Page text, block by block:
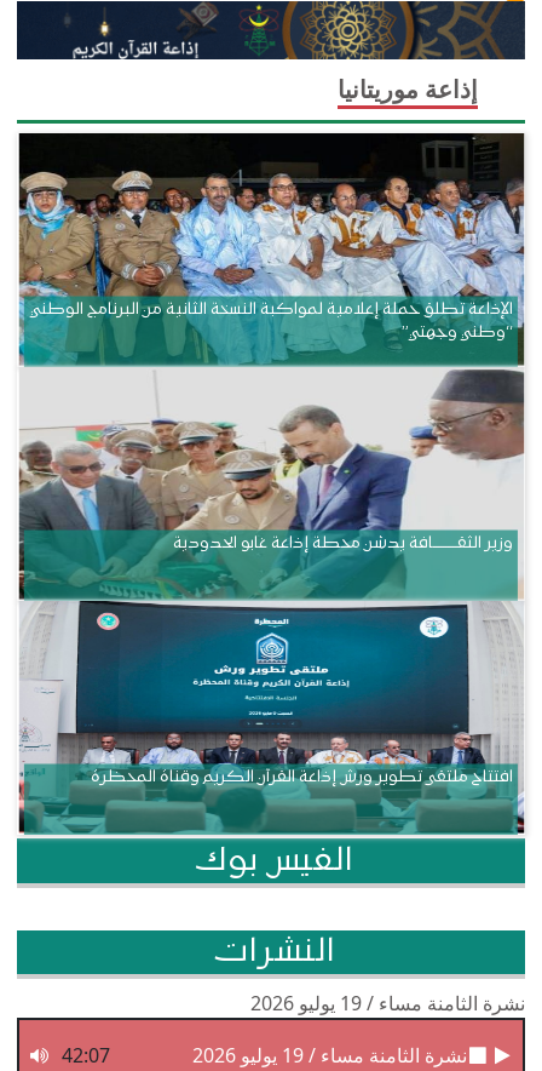
إذاعة موريتانيا
الإذاعة تطلق حملة إعلامية لمواكبة النسخة الثانية من البرنامج الوطني
“وطني وجهتي”
وزير الثقــــــــــافة يدشن محطة إذاعة غابو الحدودية
افتتاح ملتقى تطوير ورش إذاعة القرآن الكريم وقناة المحظرة
الفيس بوك
النشرات
نشرة الثامنة مساء / 19 يوليو 2026
نشرة الثامنة مساء / 19 يوليو 2026
42:07